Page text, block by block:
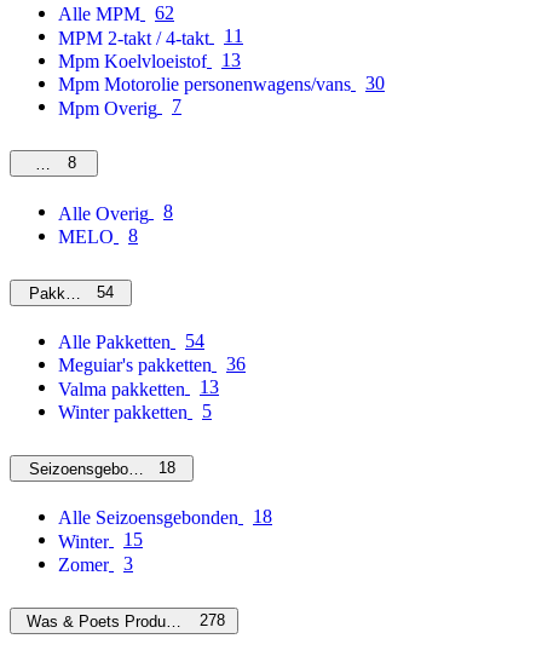
Alle MPM
62
MPM 2-takt / 4-takt
11
Mpm Koelvloeistof
13
Mpm Motorolie personenwagens/vans
30
Mpm Overig
7
Overig
8
Alle Overig
8
MELO
8
Pakketten54
Alle Pakketten
54
Meguiar's pakketten
36
Valma pakketten
13
Winter pakketten
5
Seizoensgebonden18
Alle Seizoensgebonden
18
Winter
15
Zomer
3
Was & Poets Producten 278